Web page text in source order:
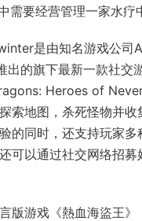
需要经营管理一家水疗
是由知名游戏公司
出的旗下最新一款社交
Heroes of
索地图，杀死怪物并收
的同时，还支持玩家多
可以通过社交网络招募
版游戏《熱血海盜王》